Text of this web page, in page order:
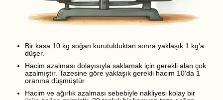
Bir kasa 10 kg soğan kurutulduktan sonra yaklaşık 1 kg'a
düşer.
Hacim azalması dolayısıyla saklamak için gerekli alan çok
azalmıştır. Tazesine göre yaklaşık gerekli hacim 10'da 1
oranına düşmüştür.
Hacim ve ağırlık azalması sebebiyle nakliyesi kolay bir